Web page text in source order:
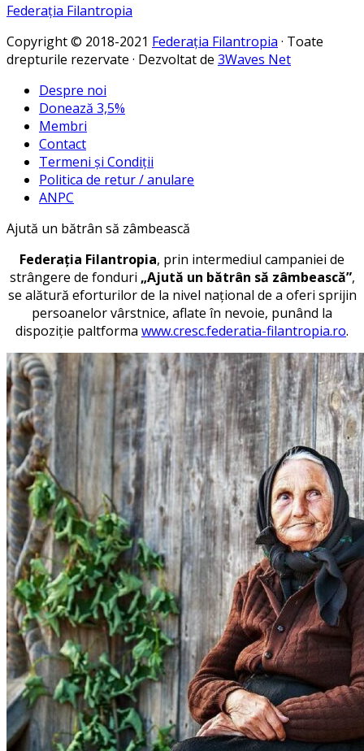
Federația Filantropia
Copyright © 2018-2021 Federația Filantropia · Toate
drepturile rezervate · Dezvoltat de 3Waves Net
Despre noi
Donează 3,5%
Membri
Contact
Termeni și Condiții
Politica de retur / anulare
ANPC
Ajută un bătrân să zâmbească
Federaţia Filantropia, prin intermediul campaniei de
strângere de fonduri „Ajută un bătrân să zâmbească”,
se alătură eforturilor de la nivel național de a oferi sprijin
persoanelor vârstnice, aflate în nevoie, punând la
dispoziție paltforma www.cresc.federatia-filantropia.ro.